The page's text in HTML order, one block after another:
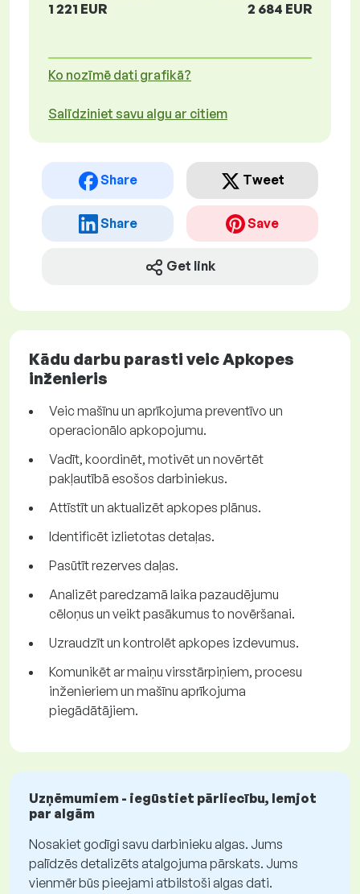
1 221 EUR
2 684 EUR
Ko nozīmē dati grafikā?
Salīdziniet savu algu ar citiem
Share Tweet
Share Save
Get link
Kādu darbu parasti veic Apkopes
inženieris
Veic mašīnu un aprīkojuma preventīvo un
operacionālo apkopojumu.
Vadīt, koordinēt, motivēt un novērtēt
pakļautībā esošos darbiniekus.
Attīstīt un aktualizēt apkopes plānus.
Identificēt izlietotas detaļas.
Pasūtīt rezerves daļas.
Analizēt paredzamā laika pazaudējumu
cēloņus un veikt pasākumus to novēršanai.
Uzraudzīt un kontrolēt apkopes izdevumus.
Komunikēt ar maiņu virsstārpiņiem, procesu
inženieriem un mašīnu aprīkojuma
piegādātājiem.
Uzņēmumiem - iegūstiet pārliecību, lemjot
par algām
Nosakiet godīgi savu darbinieku algas. Jums
palīdzēs detalizēts atalgojuma pārskats. Jums
vienmēr būs pieejami atbilstoši algas dati.